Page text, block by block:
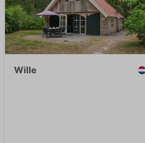
Wille